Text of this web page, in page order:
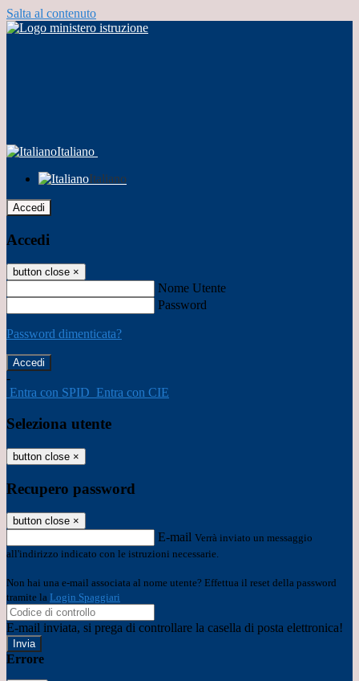
Salta al contenuto
Italiano
Italiano
Accedi
Accedi
button close ×
Nome Utente
Password
Password dimenticata?
-
Entra con SPID Entra con CIE
Seleziona utente
button close ×
Recupero password
button close ×
E-mail Verrà inviato un messaggio
all'indirizzo indicato con le istruzioni necessarie.
Non hai una e-mail associata al nome utente? Effettua il reset della password
tramite la Login Spaggiari
E-mail inviata, si prega di controllare la casella di posta elettronica!
Errore